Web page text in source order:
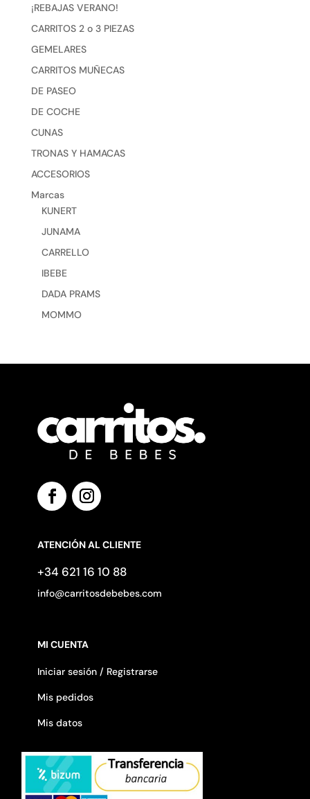
¡REBAJAS VERANO!
CARRITOS 2 o 3 PIEZAS
GEMELARES
CARRITOS MUÑECAS
DE PASEO
DE COCHE
CUNAS
TRONAS Y HAMACAS
ACCESORIOS
Marcas
KUNERT
JUNAMA
CARRELLO
IBEBE
DADA PRAMS
MOMMO
ATENCIÓN AL CLIENTE
+34 621 16 10 88
info@carritosdebebes.com
MI CUENTA
Iniciar sesión / Registrarse
Mis pedidos
Mis datos